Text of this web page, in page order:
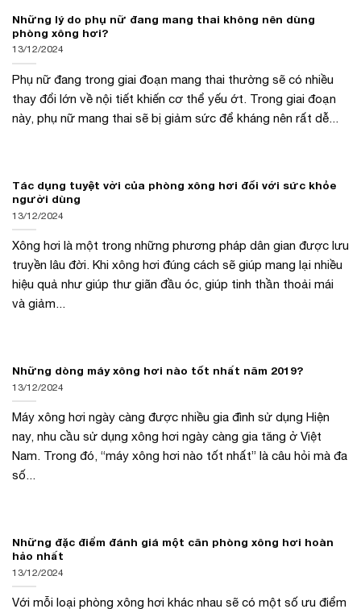
Những lý do phụ nữ đang mang thai không nên dùng
phòng xông hơi?
13/12/2024
Phụ nữ đang trong giai đoạn mang thai thường sẽ có nhiều
thay đổi lớn về nội tiết khiến cơ thể yếu ớt. Trong giai đoạn
này, phụ nữ mang thai sẽ bị giảm sức để kháng nên rất dễ...
Tác dụng tuyệt vời của phòng xông hơi đối với sức khỏe
người dùng
13/12/2024
Xông hơi là một trong những phương pháp dân gian được lưu
truyền lâu đời. Khi xông hơi đúng cách sẽ giúp mang lại nhiều
hiệu quả như giúp thư giãn đầu óc, giúp tinh thần thoải mái
và giảm...
Những dòng máy xông hơi nào tốt nhất năm 2019?
13/12/2024
Máy xông hơi ngày càng được nhiều gia đình sử dụng Hiện
nay, nhu cầu sử dụng xông hơi ngày càng gia tăng ở Việt
Nam. Trong đó, “máy xông hơi nào tốt nhất” là câu hỏi mà đa
số...
Những đặc điểm đánh giá một căn phòng xông hơi hoàn
hảo nhất
13/12/2024
Với mỗi loại phòng xông hơi khác nhau sẽ có một số ưu điểm